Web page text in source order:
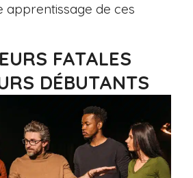
de ces
FATALES
DÉBUTANTS